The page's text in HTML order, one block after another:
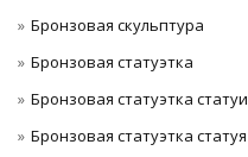
Бронзовая скульптура
Бронзовая статуэтка
Бронзовая статуэтка статуи
Бронзовая статуэтка статуя